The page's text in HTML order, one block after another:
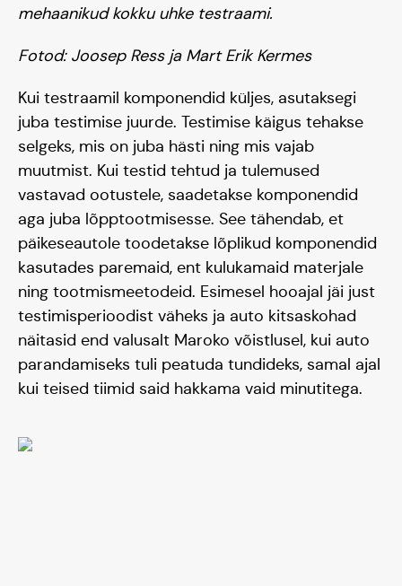
mehaanikud kokku uhke testraami.
Fotod: Joosep Ress ja Mart Erik Kermes
Kui testraamil komponendid küljes, asutaksegi
juba testimise juurde. Testimise käigus tehakse
selgeks, mis on juba hästi ning mis vajab
muutmist. Kui testid tehtud ja tulemused
vastavad ootustele, saadetakse komponendid
aga juba lõpptootmisesse. See tähendab, et
päikeseautole toodetakse lõplikud komponendid
kasutades paremaid, ent kulukamaid materjale
ning tootmismeetodeid. Esimesel hooajal jäi just
testimisperioodist väheks ja auto kitsaskohad
näitasid end valusalt Maroko võistlusel, kui auto
parandamiseks tuli peatuda tundideks, samal ajal
kui teised tiimid said hakkama vaid minutitega.